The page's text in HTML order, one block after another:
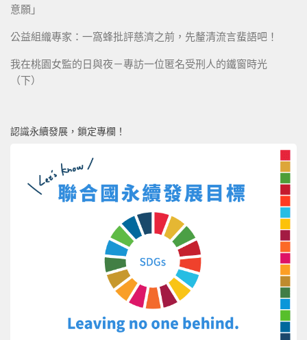
意願」
公益組織專家：一窩蜂批評慈濟之前，先釐清流言蜚語吧！
我在桃園女監的日與夜－專訪一位匿名受刑人的鐵窗時光
（下）
認識永續發展，鎖定專欄！